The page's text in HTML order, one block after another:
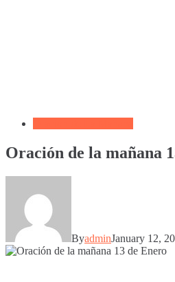
Oración de la mañana
ByadminJanuary 12,